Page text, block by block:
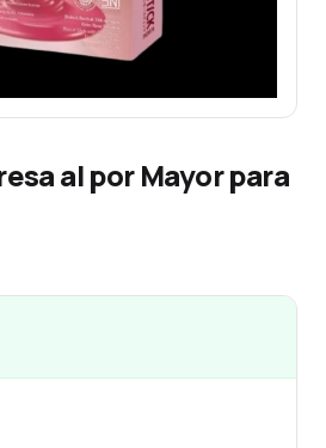
al por Mayor para